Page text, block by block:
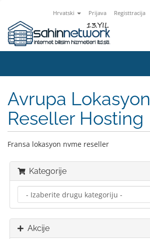
Hrvatski Prijava Registtracija
Avrupa Lokasyon
Reseller Hosting
Fransa lokasyon nvme reseller
Kategorije
Akcije